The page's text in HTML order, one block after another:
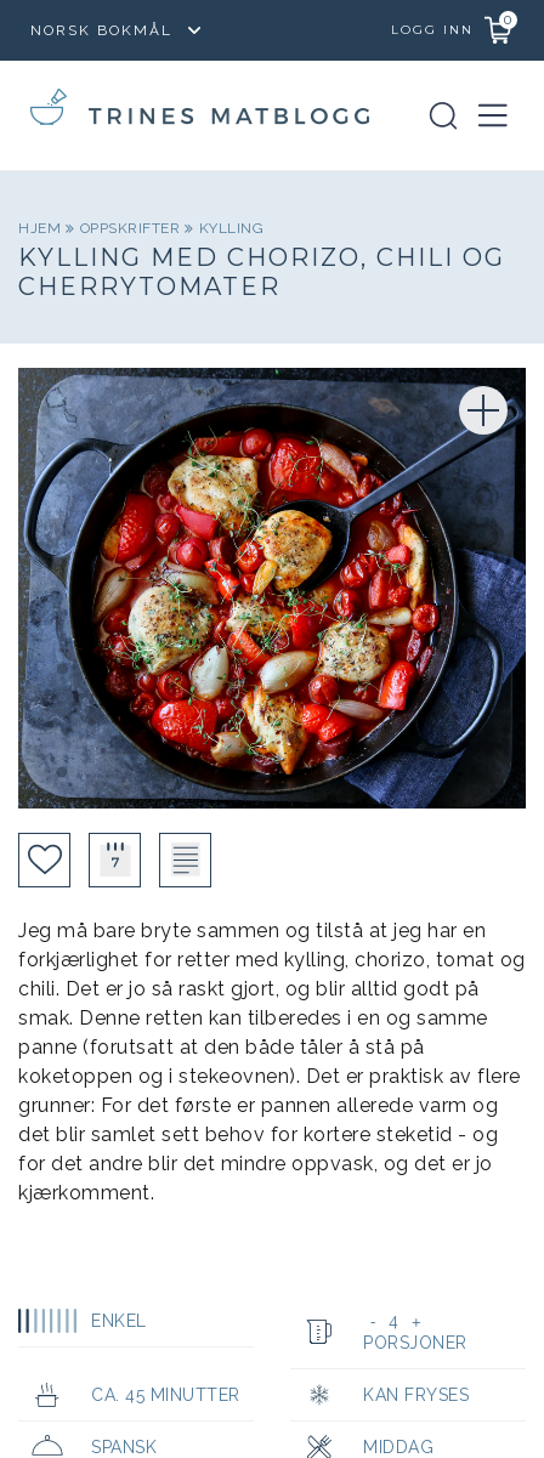
LOGG INN
0
HJEM OPPSKRIFTER KYLLING
KYLLING MED CHORIZO, CHILI OG
CHERRYTOMATER
Jeg må bare bryte sammen og tilstå at jeg har en
forkjærlighet for retter med kylling, chorizo, tomat og
chili. Det er jo så raskt gjort, og blir alltid godt på
smak. Denne retten kan tilberedes i en og samme
panne (forutsatt at den både tåler å stå på
koketoppen og i stekeovnen). Det er praktisk av flere
grunner: For det første er pannen allerede varm og
det blir samlet sett behov for kortere steketid - og
for det andre blir det mindre oppvask, og det er jo
kjærkomment.
ENKEL - 4 +
PORSJONER
CA. 45 MINUTTER KAN FRYSES
SPANSK MIDDAG